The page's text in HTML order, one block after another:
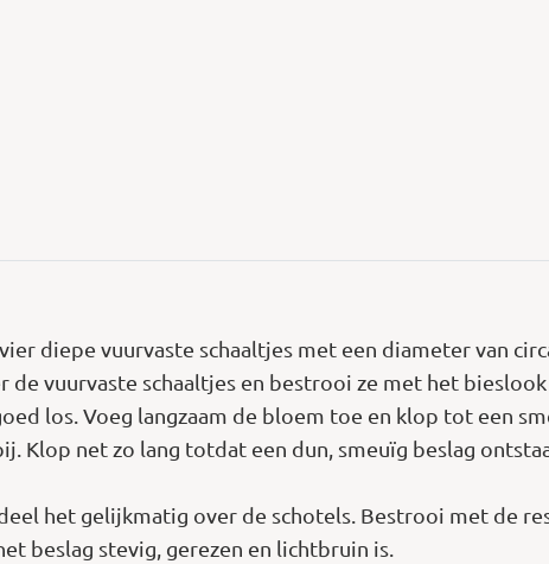
diepe vuurvaste schaaltjes met een diameter van
vuurvaste schaaltjes en bestrooi ze met het bieslook
los. Voeg langzaam de bloem toe en klop tot een
Klop net zo lang totdat een dun, smeuïg beslag
het gelijkmatig over de schotels. Bestrooi met de
beslag stevig, gerezen en lichtbruin is.